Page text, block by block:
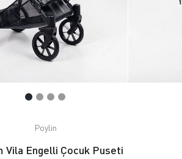
Poylin
Vila Engelli Çocuk Puseti